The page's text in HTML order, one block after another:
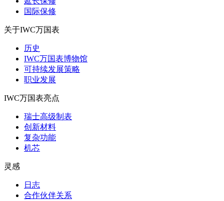
国际保修
关于IWC万国表
历史
IWC万国表博物馆
可持续发展策略
职业发展
IWC万国表亮点
瑞士高级制表
创新材料
复杂功能
机芯
灵感
日志
合作伙伴关系